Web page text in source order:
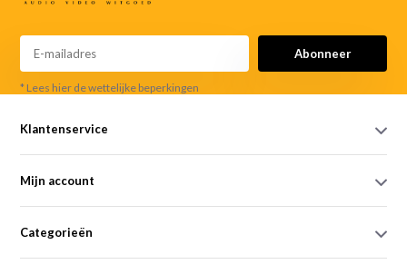
Abonneer
* Lees hier de wettelijke beperkingen
Klantenservice
Mijn account
Categorieën